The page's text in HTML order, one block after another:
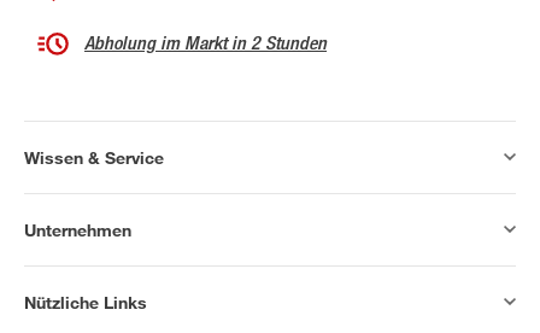
Abholung im Markt in 2 Stunden
Wissen & Service
Unternehmen
Nützliche Links